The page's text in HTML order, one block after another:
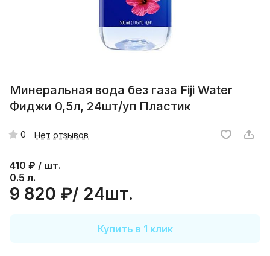
Минеральная вода без газа Fiji Water
Фиджи 0,5л, 24шт/уп Пластик
0 Нет отзывов
410 ₽ / шт.
0.5 л.
9 820 ₽/ 24шт.
Купить в 1 клик